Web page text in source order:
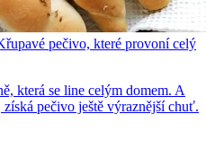
pečivo, které provoní celý
která se line celým domem. A
pečivo ještě výraznější chuť.